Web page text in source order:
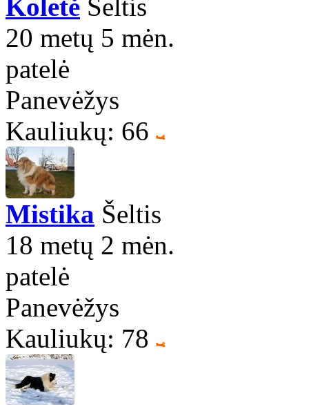
Koletė Šeltis
20 metų 5 mėn.
patelė
Panevėžys
Kauliukų: 66
Mistika Šeltis
18 metų 2 mėn.
patelė
Panevėžys
Kauliukų: 78